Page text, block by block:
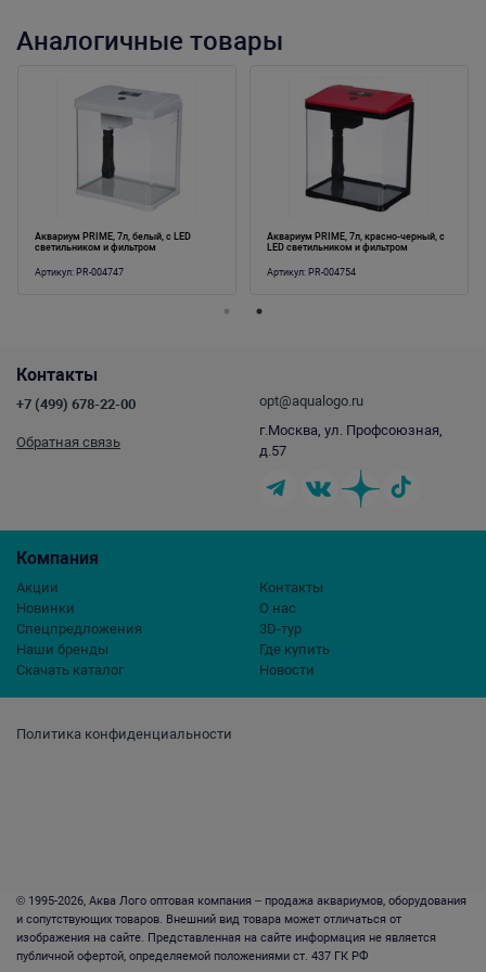
Аналогичные товары
Аквариум PRIME, 7л, белый, с LED
светильником и фильтром
Артикул: PR-004747
Аквариум PRIME, 7л, красно-черный, с
LED светильником и фильтром
Артикул: PR-004754
Политика конфиденциальности
Компания
Акции
Новинки
Спецпредложения
Наши бренды
Скачать каталог
Контакты
О нас
3D-тур
Где купить
Новости
Контакты
+7 (499) 678-22-00
Обратная связь
opt@aqualogo.ru
г.Москва, ул. Профсоюзная,
д.57
© 1995-2026, Аква Лого оптовая компания – продажа аквариумов, оборудования
и сопутствующих товаров. Внешний вид товара может отличаться от
изображения на сайте. Представленная на сайте информация не является
публичной офертой, определяемой положениями ст. 437 ГК РФ